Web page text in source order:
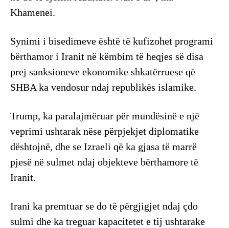
Khamenei.
Synimi i bisedimeve është të kufizohet programi
bërthamor i Iranit në këmbim të heqjes së disa
prej sanksioneve ekonomike shkatërruese që
SHBA ka vendosur ndaj republikës islamike.
Trump, ka paralajmëruar për mundësinë e një
veprimi ushtarak nëse përpjekjet diplomatike
dështojnë, dhe se Izraeli që ka gjasa të marrë
pjesë në sulmet ndaj objekteve bërthamore të
Iranit.
Irani ka premtuar se do të përgjigjet ndaj çdo
sulmi dhe ka treguar kapacitetet e tij ushtarake